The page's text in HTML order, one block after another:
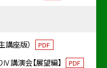
講座版） PDF
講演会【展望編】 PDF